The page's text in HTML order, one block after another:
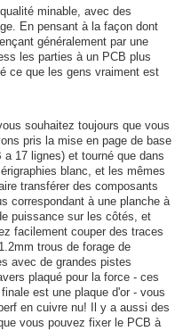
minable, avec des
En pensant à la façon dont
généralement par une
les parties à un PCB plus
ce que les gens vraiment est
souhaitez toujours que vous
pris la mise en page de base
17 lignes) et tourné que dans
blanc, et les mêmes
transférer des composants
correspondant à une planche à
puissance sur les côtés, et
facilement couper des traces
trous de forage de
avec de grandes pistes
plaqué pour la force - ces
est une plaque d'or - vous
en cuivre nu! Il y a aussi des
vous pouvez fixer le PCB à